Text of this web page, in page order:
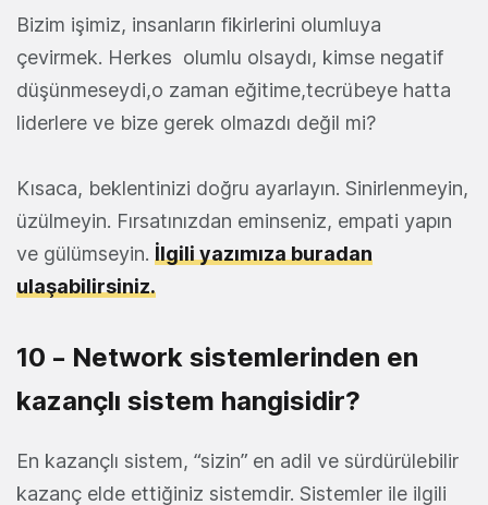
Bizim işimiz, insanların fikirlerini olumluya
çevirmek. Herkes olumlu olsaydı, kimse negatif
düşünmeseydi,o zaman eğitime,tecrübeye hatta
liderlere ve bize gerek olmazdı değil mi?
Kısaca, beklentinizi doğru ayarlayın. Sinirlenmeyin,
üzülmeyin. Fırsatınızdan eminseniz, empati yapın
ve gülümseyin. İlgili yazımıza buradan
ulaşabilirsiniz.
10 – Network sistemlerinden en
kazançlı sistem hangisidir?
En kazançlı sistem, “sizin” en adil ve sürdürülebilir
kazanç elde ettiğiniz sistemdir. Sistemler ile ilgili